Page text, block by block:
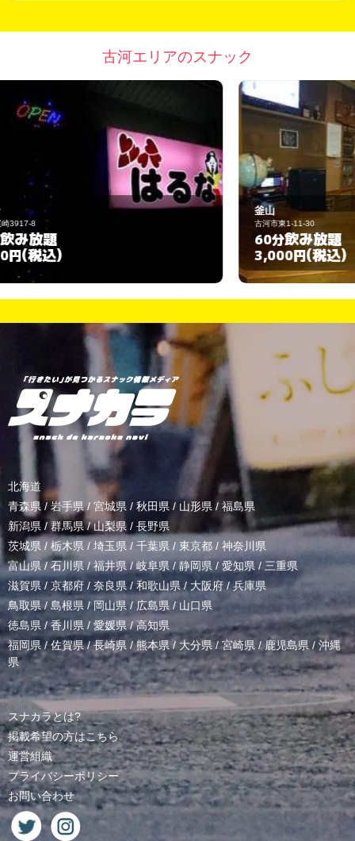
古河エリアのスナック
北海道
青森県 / 岩手県/ 宮城県 / 秋田県 / 山形県/ 福島県
新潟県 /群馬県/山梨県 / 長野県
茨城県 / 栃木県 / 埼玉県 / 千葉県 / 東京都 / 神奈川県
富山県 /石川県/福井県/岐阜県 / 静岡県 / 愛知県 / 三重県
滋賀県 / 京都府 / 奈良県 / 和歌山県/ 大阪府 /兵庫県
鳥取県/ 島根県 /岡山県/ 広島県 / 山口県
徳島県 /香川県 / 愛媛県/高知県
福岡県/佐賀県/長崎県 /熊本県/ 大分県/宮崎県 /鹿児島県 / 沖縄
県
スナカラとは?
掲載希望の方はこちら
運営組織
プライバシーポリシー
お問い合わせ